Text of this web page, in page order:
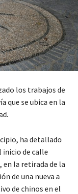
los trabajos de
que se ubica en la
ha detallado
inicio de calle
la retirada de la
de una nueva a
de chinos en el